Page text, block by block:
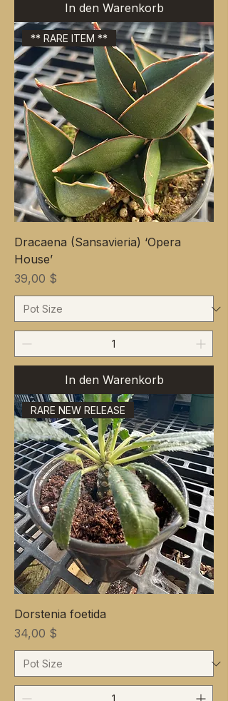
In den Warenkorb
** RARE ITEM **
Dracaena (Sansavieria) ‘Opera
House’
Preis
39,00 $
In den Warenkorb
RARE NEW RELEASE
Dorstenia foetida
Preis
34,00 $